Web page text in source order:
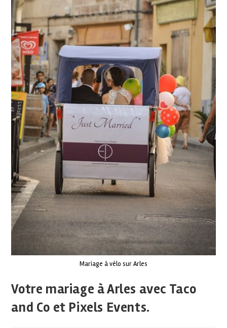
Mariage à vélo sur Arles
Votre mariage à Arles avec Taco
and Co et Pixels Events.